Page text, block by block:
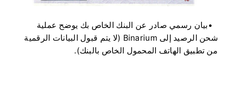
بيان رسمي صادر عن البنك الخاص بك يوضح عملية
شحن الرصيد إلى Binarium (لا يتم قبول البيانات الرقمية
من تطبيق الهاتف المحمول الخاص بالبنك).